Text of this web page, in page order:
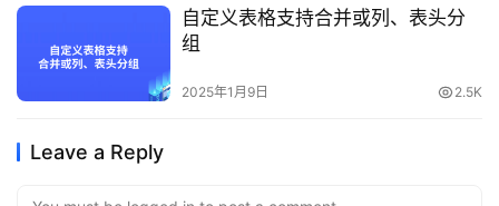
自定义表格支持合并或列、表头分
组
2025年1月9日 2.5K
Leave a Reply